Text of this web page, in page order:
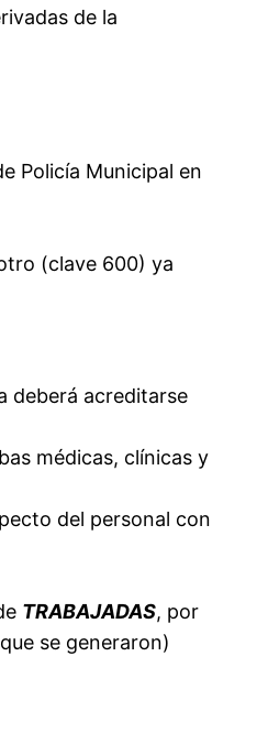
de la
Policía Municipal en
(clave 600) ya
deberá acreditarse
médicas, clínicas y
del personal con
TRABAJADAS, por
se generaron)